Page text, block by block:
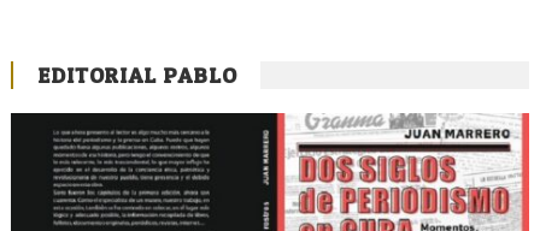
EDITORIAL PABLO